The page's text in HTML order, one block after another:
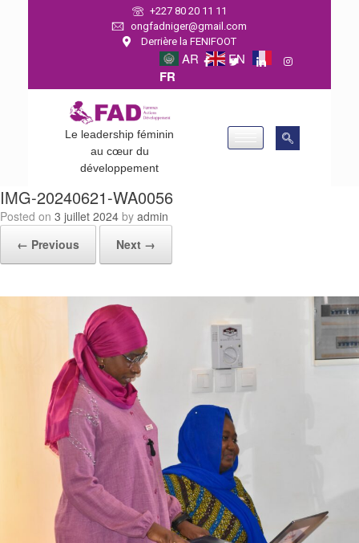
+227 80 20 11 11
ongfadniger@gmail.com
Derrière la FENIFOOT
AR EN
FR
Le leadership féminin
au cœur du
développement
IMG-20240621-WA0056
Posted on 3 juillet 2024 by admin
← Previous
Next →